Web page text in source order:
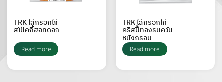
TRK ไส้กรอกไก่
สโม๊คกี้ฮอทดอก
Read more
TRK ไส้กรอกไก่
คริสปี้ทองรมควัน
หนังกรอบ
Read more